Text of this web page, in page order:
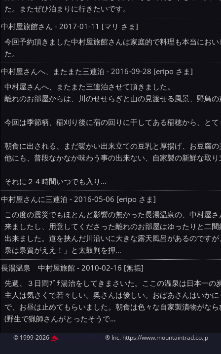
た。またぜひ泊まりに行きたいです。
中村屋旅館さん - 2017-01-11 [マリ さま]
今回予約頂きました中村屋旅館さんは家庭的で料理も本当にお
た。
中村屋さんへ、またまた三連泊 - 2016-09-28 [eripo さま]
中村屋さんへ、またまた三連泊させて頂きました。
離れのお部屋からは、川のせせらぎと山の見渡せる風景、野鳥
今回は季節柄、稲刈り後に宿の回りに干してある稲穂から、と
朝食に出される、まだ暖かい出来立ての豆乳と厚揚げ、お豆腐
他にも、普段なかなか味わう事の出来ない、自家製の新鮮な取
それに２４時間いつでも入り…
中村屋さんに三連泊 - 2016-05-06 [eripo さま]
この度の震災でもほとんど影響の無かった長湯温泉の、中村屋
来ましたし、用意してくださった離れのお部屋はゆったりと二
出来ました。道を挟んだ川沿いに大きな露天風呂があるのです
泉は泉質がええ！」と太鼓判を押…
長湯温泉 中村屋旅館 - 2010-02-16 [無垢]
先週、３日間ﾌﾟﾁ湯治をしてきまさいた。ここの温泉は日本一
主人は気さくで若々しい。奥さんは優しい。おばあさんはいか
で、お昼は止めてもらいました。朝食は色々な自家製漬物がな
(野生で猟師さんがとったそうで…
© 1999-2026 MountAin TRAD ® Inc. https://www.mountaintrad.co.jp